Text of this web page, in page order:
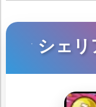
シェリ